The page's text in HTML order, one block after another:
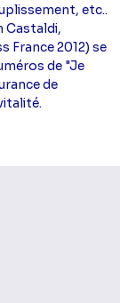
etc..
Castaldi,
France 2012) se
de "Je
de